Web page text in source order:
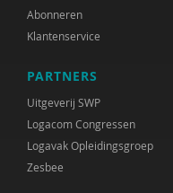
Claudia Biegel
Arnoud Boerwinkel
Liesbeth Boerwinkel
Ernst Bohlmeijer
Abonneren
Klantenservice
PARTNERS
Uitgeverij SWP
Logacom Congressen
Logavak Opleidingsgroep
Zesbee